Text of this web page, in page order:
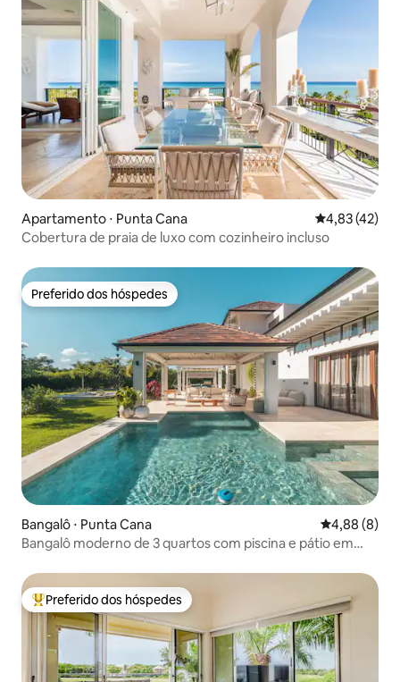
Apartamento ⋅ Punta Cana 4,83 de uma
4,83 (42)
Cobertura de praia de luxo com cozinheiro incluso
Preferido dos hóspedes
Preferido dos hóspedes
Bangalô ⋅ Punta Cana 4,88 de uma
4,88 (8)
Bangalô moderno de 3 quartos com piscina e pátio em
Entre os melhores preferidos dos hóspedes
Preferido dos hóspedes